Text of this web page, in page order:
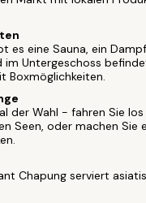
es eine Sauna, ein
im Untergeschoss
Boxmöglichkeiten.
der Wahl - fahren Sie
Seen, oder machen Sie
Chapung serviert